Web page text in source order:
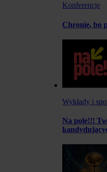
Konferencje
Chronię, bo
Wykłady i
Na pole!!!